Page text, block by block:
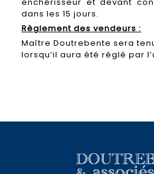
dans les 15 jours.
Règlement des vendeurs :
Maître Doutrebente sera
lorsqu’il aura été réglé par